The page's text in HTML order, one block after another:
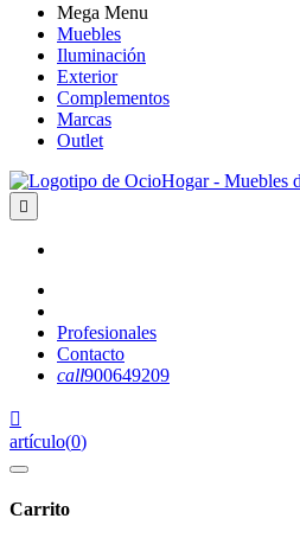
Mega Menu
Muebles
Iluminación
Exterior
Complementos
Marcas
Outlet

Profesionales
Contacto
call900649209

artículo(0)
Carrito